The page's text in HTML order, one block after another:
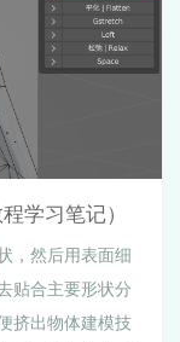
学习笔记）
，然后用表面细
贴合主要形状分
挤出物体建模技